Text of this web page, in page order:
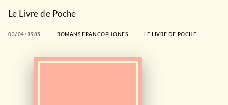
Le Livre de Poche
03/04/1985 ROMANS FRANCOPHONES LE LIVRE DE POCHE